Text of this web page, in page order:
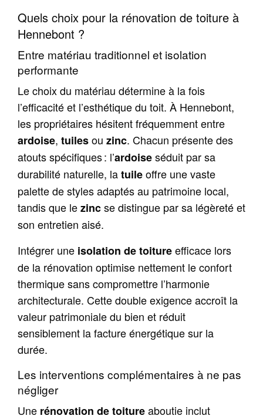
Quels choix pour la rénovation de toiture à
Hennebont ?
Entre matériau traditionnel et isolation
performante
Le choix du matériau détermine à la fois
l’efficacité et l’esthétique du toit. À Hennebont,
les propriétaires hésitent fréquemment entre
ardoise, tuilesou zinc. Chacun présente des
atouts spécifiques : l’ardoiseséduit par sa
durabilité naturelle, latuileoffre une vaste
palette de styles adaptés au patrimoine local,
tandis que lezincse distingue par sa légèreté et
son entretien aisé.
Intégrer une isolation de toitureefficace lors
de la rénovation optimise nettement le confort
thermique sans compromettre l’harmonie
architecturale. Cette double exigence accroît la
valeur patrimoniale du bien et réduit
sensiblement la facture énergétique sur la
durée.
Les interventions complémentaires à ne pas
négliger
Une rénovation de toitureaboutie inclut